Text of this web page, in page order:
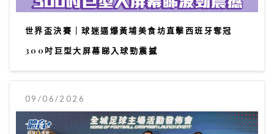
世界盃決賽｜球迷逼爆黃埔美食坊直擊西班牙奪冠
300吋巨型大屏幕睇入球勁震撼
09/06/2026